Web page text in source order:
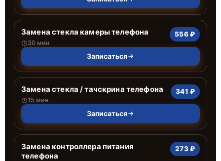
Замена стекла камеры телефона
30 мин
556 ₽
Записаться
Замена стекла / тачскрина телефона
15 мин
341 ₽
Записаться
Замена контроллера питания
телефона
273 ₽